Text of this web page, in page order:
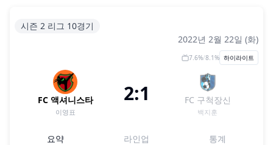
시즌 2 리그 10경기
2022년 2월 22일 (화)
7.6%/8.1% 하이라이트
FC 액셔니스타
이영표
2:1 FC 구척장신
백지훈
요약 라인업 통계